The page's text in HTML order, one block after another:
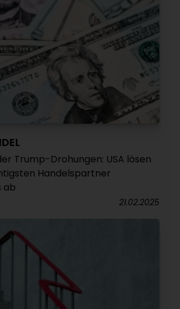
Trump-Drohungen: USA lösen
Handelspartner
ab
21.02.2025